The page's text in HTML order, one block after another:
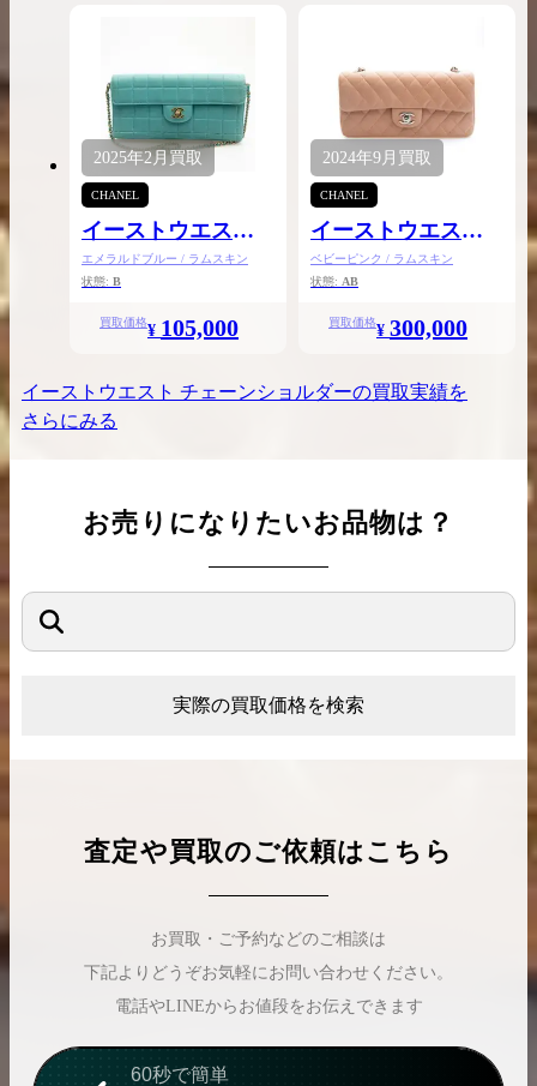
2025年2月買取
CHANEL
イーストウエスト
チェーンショルダ
ー
エメラルドブルー / ラムスキン
状態: B
買取価格¥ 105,000
2024年9月 買取
CHANEL
イーストウエスト
チェーンショルダ
ー
ベビーピンク / ラムスキン
状態: AB
買取価格¥ 300,000
イーストウエスト チェーンショルダーの買取実績を
さらにみる
お売りになりたいお品物は？
実際の買取価格を検索
査定や買取のご依頼はこちら
お買取・ご予約などのご相談は
下記よりどうぞお気軽にお問い合わせください。
電話やLINEからお値段をお伝えできます
60秒で簡単